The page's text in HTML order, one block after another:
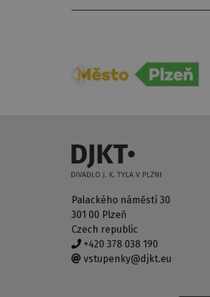
Palackého náměstí 30
301 00 Plzeň
Czech republic
+420 378 038 190
vstupenky@djkt.eu